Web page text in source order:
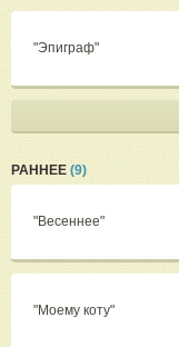
"Эпиграф"
РАННЕЕ (9)
"Весеннее"
"Моему коту"